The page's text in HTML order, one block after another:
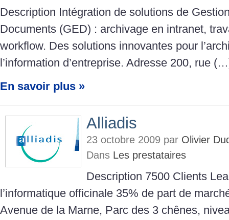
Description Intégration de solutions de
Documents (GED) : archivage en intranet,
workflow. Des solutions innovantes pour
l’information d’entreprise. Adresse 200, rue
En savoir plus »
Alliadis
23 octobre 2009 par Olivier
Dans Les prestataires
Description 7500 Clients
l’informatique officinale 35% de part de
Avenue de la Marne, Parc des 3 chênes,